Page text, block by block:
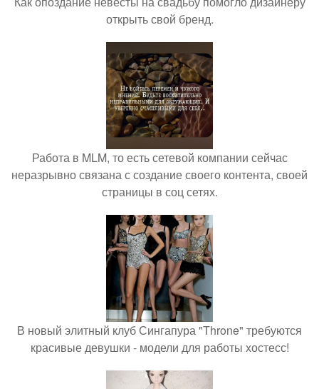
открыть свой бренд.
Работа в MLM, то есть сетевой компании сейчас
неразрывно связана с создание своего контента, своей
страницы в соц сетях.
В новый элитный клуб Сингапура "Throne" требуются
красивые девушки - модели для работы хостесс!